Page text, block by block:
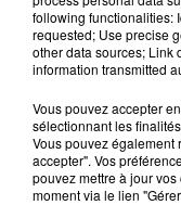
22h48
22h48
KEEN'V
j'aimerais trop
following functionalities:
requested; Use precise
other data sources; Link
information transmitted
Vous pouvez accepter
sélectionnant les
Vous pouvez également
accepter". Vos
pouvez mettre à jour
moment via le lien